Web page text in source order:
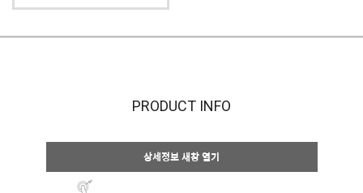
PRODUCT INFO
상세정보 새창 열기